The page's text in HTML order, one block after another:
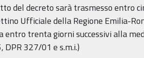
del decreto sarà trasmesso entro
Ufficiale della Regione Emilia-
entro trenta giorni successivi alla
DPR 327/01 e s.m.i.)